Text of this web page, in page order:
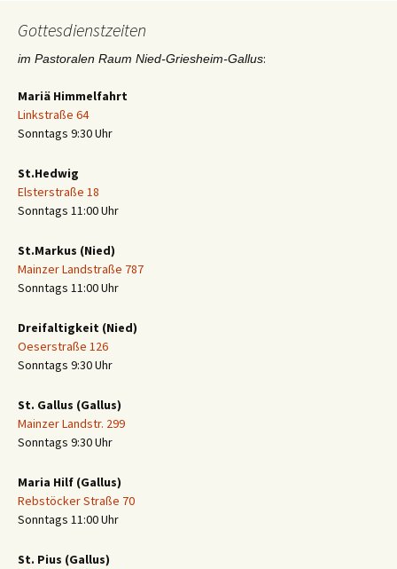
Gottesdienstzeiten
im Pastoralen Raum Nied-Griesheim-Gallus:
Mariä Himmelfahrt
Linkstraße 64
Sonntags 9:30 Uhr
St.Hedwig
Elsterstraße 18
Sonntags 11:00 Uhr
St.Markus (Nied)
Mainzer Landstraße 787
Sonntags 11:00 Uhr
Dreifaltigkeit (Nied)
Oeserstraße 126
Sonntags 9:30 Uhr
St. Gallus (Gallus)
Mainzer Landstr. 299
Sonntags 9:30 Uhr
Maria Hilf (Gallus)
Rebstöcker Straße 70
Sonntags 11:00 Uhr
St. Pius (Gallus)